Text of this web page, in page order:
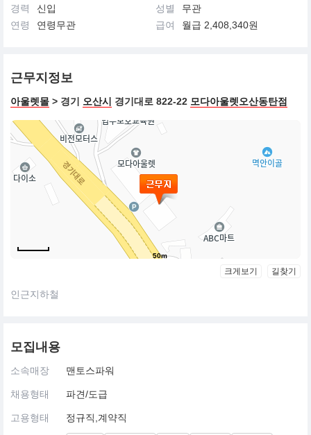
경력
신입 성별
무관
연령
연령무관 급여 월급 2,408,340원
근무지정보
아울렛몰 > 경기 오산시 경기대로 822-22 모다아울렛오산동탄점
50m
크게보기 길찾기
인근지하철
모집내용
소속매장 맨토스파워
채용형태 파견/도급
고용형태 정규직,계약직